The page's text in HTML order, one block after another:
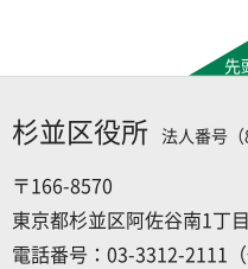
先
杉並区役所 法人番号（
〒166-8570
東京都杉並区阿佐谷南1丁
電話番号：03-3312-2111（